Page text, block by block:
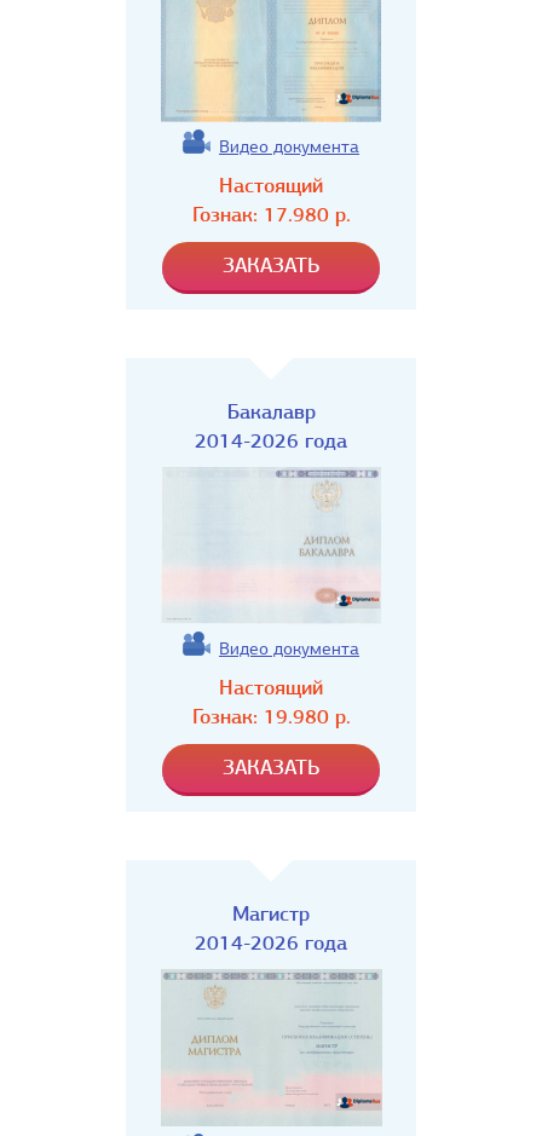
Видео документа
Настоящий
Гознак: 17.980р.
Бакалавр
2014-2026 года
Видео документа
Настоящий
Гознак: 19.980р.
Магистр
2014-2026 года